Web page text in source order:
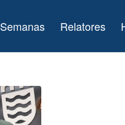
Semanas Relatores